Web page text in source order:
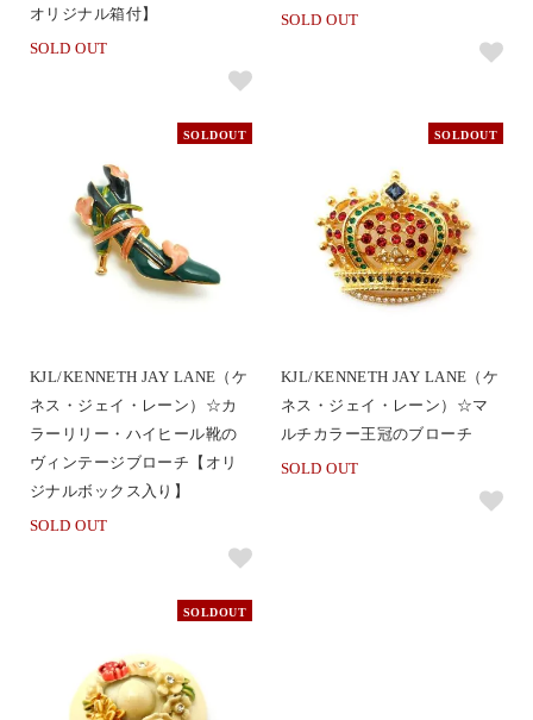
オリジナル箱付】
SOLD OUT
SOLD OUT
SOLDOUT
KJL/KENNETH JAY LANE（ケ
ネス・ジェイ・レーン）☆カ
ラーリリー・ハイヒール靴の
ヴィンテージブローチ【オリ
ジナルボックス入り】
SOLD OUT
SOLDOUT
KJL/KENNETH JAY LANE（ケ
ネス・ジェイ・レーン）☆マ
ルチカラー王冠のブローチ
SOLD OUT
SOLDOUT